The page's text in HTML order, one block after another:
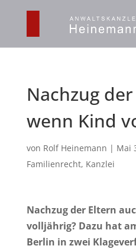
Nachzug
wenn Kind
von Rolf Heinemann | Mai
Familienrecht, Kanzlei
Nachzug der Eltern
volljährig? Dazu hat
Berlin in zwei